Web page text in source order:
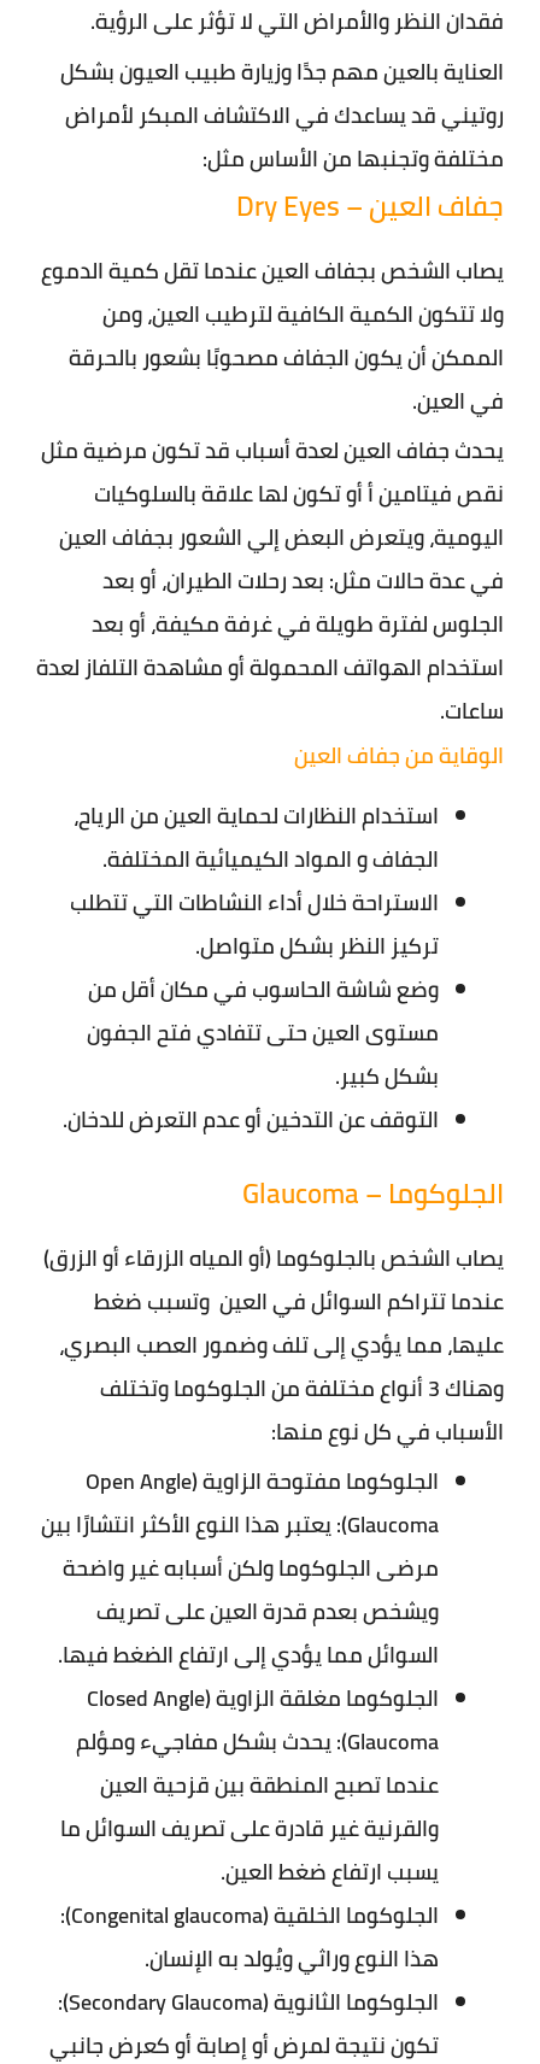
فقدان النظر والأمراض التي لا تؤثر على الرؤية.
العناية بالعين مهم جدًا وزيارة طبيب العيون بشكل
روتيني قد يساعدك في الاكتشاف المبكر لأمراض
مختلفة وتجنبها من الأساس مثل:
جفاف العين – Dry Eyes
يصاب الشخص بجفاف العين عندما تقل كمية الدموع
ولا تتكون الكمية الكافية لترطيب العين، ومن
الممكن أن يكون الجفاف مصحوبًا بشعور بالحرقة
في العين.
يحدث جفاف العين لعدة أسباب قد تكون مرضية مثل
نقص فيتامين أ أو تكون لها علاقة بالسلوكيات
اليومية، ويتعرض البعض إلي الشعور بجفاف العين
في عدة حالات مثل: بعد رحلات الطيران، أو بعد
الجلوس لفترة طويلة في غرفة مكيفة، أو بعد
استخدام الهواتف المحمولة أو مشاهدة التلفاز لعدة
ساعات.
الوقاية من جفاف العين
استخدام النظارات لحماية العين من الرياح،
الجفاف و المواد الكيميائية المختلفة.
الاستراحة خلال أداء النشاطات التي تتطلب
تركيز النظر بشكل متواصل.
وضع شاشة الحاسوب في مكان أقل من
مستوى العين حتى تتفادي فتح الجفون
بشكل كبير.
التوقف عن التدخين أو عدم التعرض للدخان.
الجلوكوما – Glaucoma
يصاب الشخص بالجلوكوما (أو المياه الزرقاء أو الزرق)
عندما تتراكم السوائل في العين وتسبب ضغط
عليها، مما يؤدي إلى تلف وضمور العصب البصري،
وهناك 3 أنواع مختلفة من الجلوكوما وتختلف
الأسباب في كل نوع منها:
الجلوكوما مفتوحة الزاوية (Open Angle
Glaucoma): يعتبر هذا النوع الأكثر انتشارًا بين
مرضى الجلوكوما ولكن أسبابه غير واضحة
ويشخص بعدم قدرة العين على تصريف
السوائل مما يؤدي إلى ارتفاع الضغط فيها.
الجلوكوما مغلقة الزاوية (Closed Angle
Glaucoma): يحدث بشكل مفاجيء ومؤلم
عندما تصبح المنطقة بين قزحية العين
والقرنية غير قادرة على تصريف السوائل ما
يسبب ارتفاع ضغط العين.
الجلوكوما الخلقية (Congenital glaucoma):
هذا النوع وراثي ويُولد به الإنسان.
الجلوكوما الثانوية (Secondary Glaucoma):
تكون نتيجة لمرض أو إصابة أو كعرض جانبي